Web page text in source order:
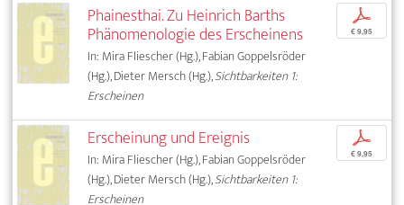
Phainesthai. Zu Heinrich Barths
Phänomenologie des Erscheinens
In: Mira Fliescher (Hg.), Fabian Goppelsröder
(Hg.), Dieter Mersch (Hg.),Sichtbarkeiten 1:
Erscheinen
p
€ 9,95
Erscheinung und Ereignis
In: Mira Fliescher (Hg.), Fabian Goppelsröder
(Hg.), Dieter Mersch (Hg.),Sichtbarkeiten 1:
Erscheinen
p
€ 9,95